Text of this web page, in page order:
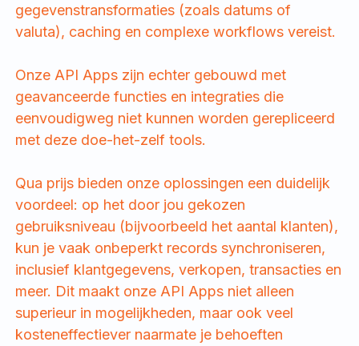
gegevenstransformaties (zoals datums of
valuta), caching en complexe workflows vereist.
Onze API Apps zijn echter gebouwd met
geavanceerde functies en integraties die
eenvoudigweg niet kunnen worden gerepliceerd
met deze doe-het-zelf tools.
Qua prijs bieden onze oplossingen een duidelijk
voordeel: op het door jou gekozen
gebruiksniveau (bijvoorbeeld het aantal klanten),
kun je vaak onbeperkt records synchroniseren,
inclusief klantgegevens, verkopen, transacties en
meer. Dit maakt onze API Apps niet alleen
superieur in mogelijkheden, maar ook veel
kosteneffectiever naarmate je behoeften